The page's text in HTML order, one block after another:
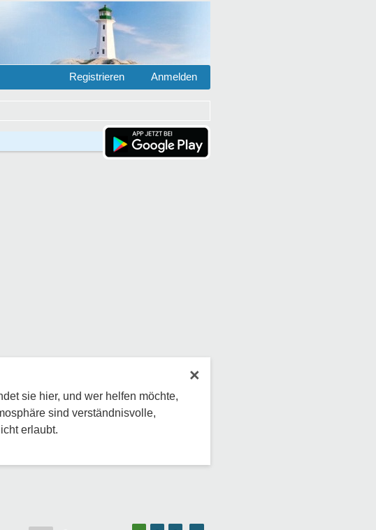
Anmelden
Registrieren
×
sie hier, und wer helfen möchte,
sind verständnisvolle,
erlaubt.